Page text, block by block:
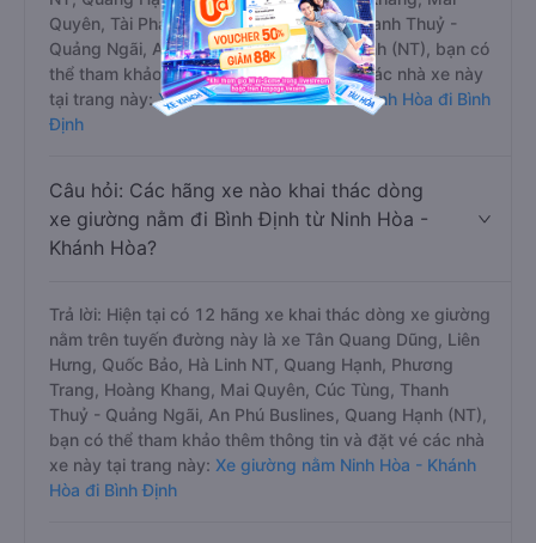
Quyên, Tài Phát Limousine, Cúc Tùng, Thanh Thuỷ -
Quảng Ngãi, An Phú Buslines, Quang Hạnh (NT), bạn có
thể tham khảo thêm thông tin và đặt vé các nhà xe này
tại trang này:Xe limousine Ninh Hòa - Khánh Hòa đi Bình
Định
Câu hỏi: Các hãng xe nào khai thác dòng
xe giường nằm đi Bình Định từ Ninh Hòa -
Khánh Hòa?
Trả lời: Hiện tại có 12 hãng xe khai thác dòng xe giường
nằm trên tuyến đường này là xe Tân Quang Dũng, Liên
Hưng, Quốc Bảo, Hà Linh NT, Quang Hạnh, Phương
Trang, Hoàng Khang, Mai Quyên, Cúc Tùng, Thanh
Thuỷ - Quảng Ngãi, An Phú Buslines, Quang Hạnh (NT),
bạn có thể tham khảo thêm thông tin và đặt vé các nhà
xe này tại trang này: Xe giường nằm Ninh Hòa - Khánh
Hòa đi Bình Định